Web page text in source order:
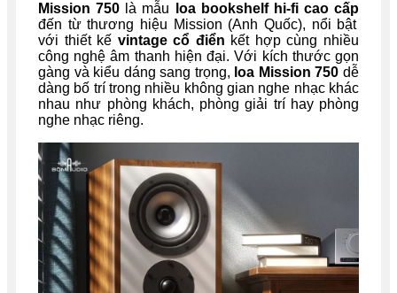
Mission 750 là mẫu
loa bookshelf hi-fi cao cấp
đến từ thương hiệu Mission (Anh Quốc), nổi bật
với thiết kế vintage cổ điển kết hợp cùng nhiều
công nghệ âm thanh hiện đại. Với kích thước gọn
gàng và kiểu dáng sang trọng, loa Mission 750 dễ
dàng bố trí trong nhiều không gian nghe nhạc khác
nhau như phòng khách, phòng giải trí hay phòng
nghe nhạc riêng.